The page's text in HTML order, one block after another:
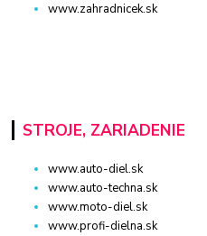
www.zahradnicek.sk
STROJE, ZARIADENIE
www.auto-diel.sk
www.auto-techna.sk
www.moto-diel.sk
www.profi-dielna.sk